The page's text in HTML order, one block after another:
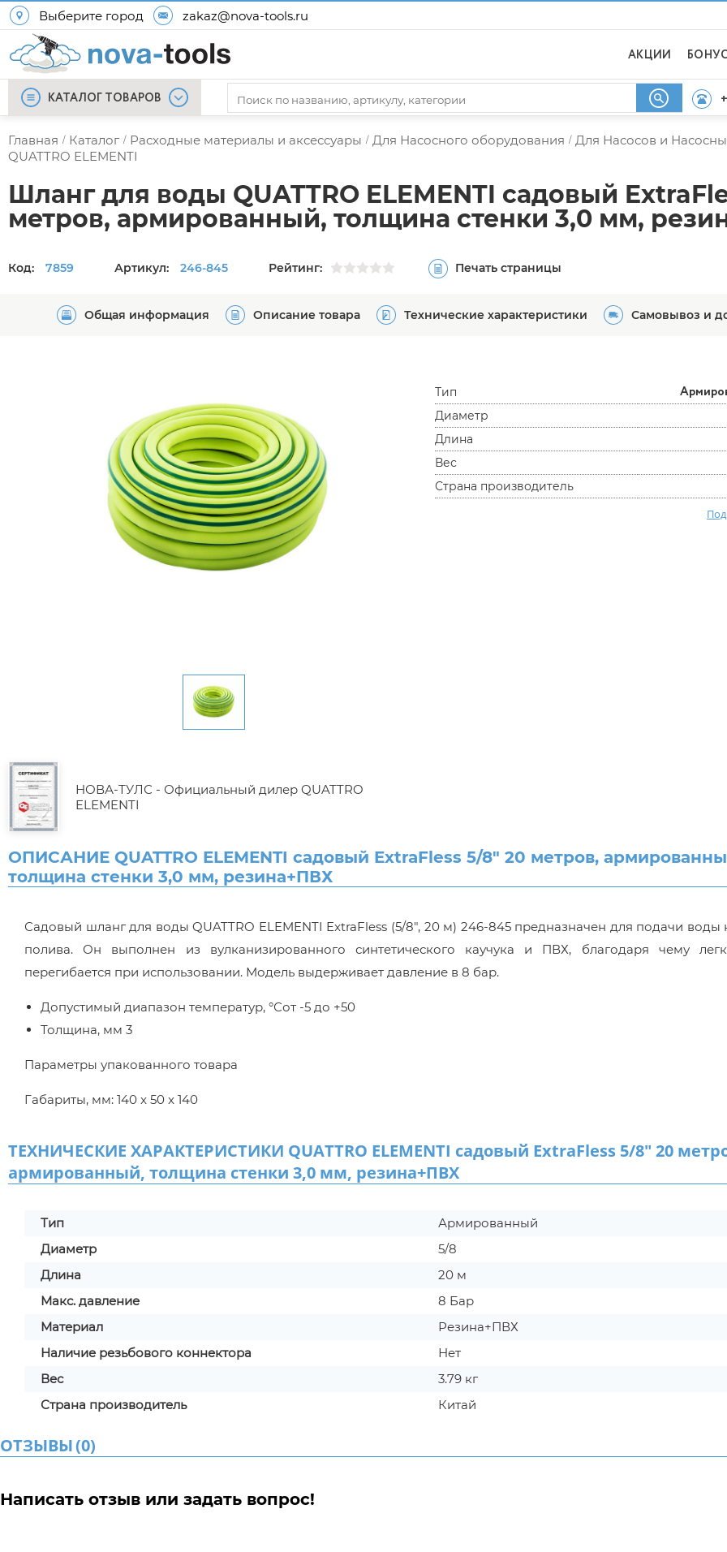
Выберите город zakaz@nova-tools.ru
АКЦИИ
КАТАЛОГ ТОВАРОВ
Главная / Каталог / Расходные материалы и аксессуары / Для Насосного оборудования / Для Насосов и
QUATTRO ELEMENTI
Шланг для воды QUATTRO ELEMENTI садовый
метров, армированный, толщина стенки 3,0 мм,
Код: 7859 Артикул: 246-845 Рейтинг: Печать страницы
Общая информация Описание товара Технические характеристики Самовывоз и
НОВА-ТУЛС - Официальный дилер QUATTRO
ELEMENTI
Тип
Диаметр
Длина
Вес
Страна производитель
ОПИСАНИЕ QUATTRO ELEMENTI садовый ExtraFless 5/8" 20 метров,
толщина стенки 3,0 мм, резина+ПВХ
Садовый шланг для воды QUATTRO ELEMENTI ExtraFless (5/8", 20 м) 246-845 предназначен для подачи воды
полива. Он выполнен из вулканизированного синтетического каучука и ПВХ, благодаря чему
перегибается при использовании. Модель выдерживает давление в 8 бар.
Допустимый диапазон температур, °Сот -5 до +50
Толщина, мм 3
Параметры упакованного товара
Габариты, мм: 140 x 50 x 140
ТЕХНИЧЕСКИЕ ХАРАКТЕРИСТИКИ QUATTRO ELEMENTI садовый ExtraFless 5/8" 20
армированный, толщина стенки 3,0 мм, резина+ПВХ
Тип
Армированный
Диаметр
5/8
Длина
20 м
Макс. давление
8 Бар
Материал
Резина+ПВХ
Наличие резьбового коннектора
Нет
Вес
3.79 кг
Страна производитель
Китай
ОТЗЫВЫ(0)
Написать отзыв или задать вопрос!